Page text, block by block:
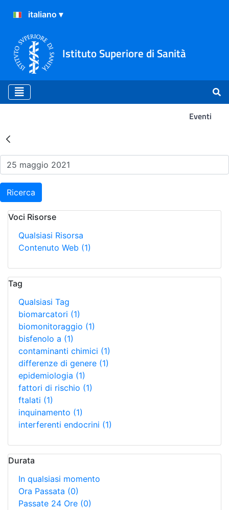
Istituto Superiore di Sanità
Eventi
Risultati della Ricerca -
Ricerca
Voci Risorse
Qualsiasi Risorsa
Contenuto Web (1)
Tag
Qualsiasi Tag
biomarcatori (1)
biomonitoraggio (1)
bisfenolo a (1)
contaminanti chimici (1)
differenze di genere (1)
epidemiologia (1)
fattori di rischio (1)
ftalati (1)
inquinamento (1)
interferenti endocrini (1)
Durata
In qualsiasi momento
Ora Passata (0)
Passate 24 Ore (0)